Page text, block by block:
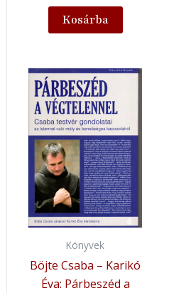
Kosárba
Könyvek
Böjte Csaba – Karikó
Éva: Párbeszéd a